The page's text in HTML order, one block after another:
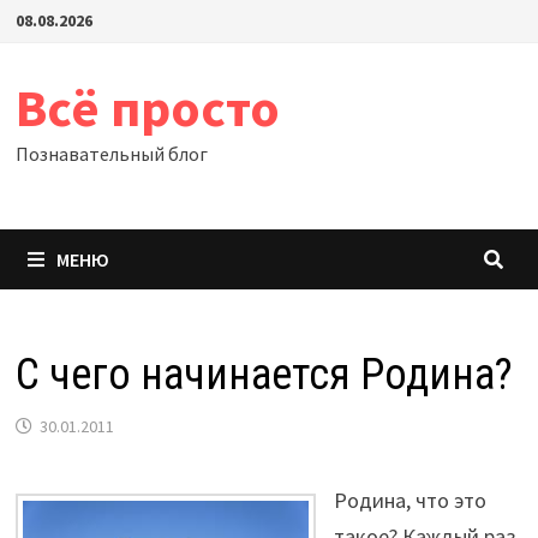
Перейти
08.08.2026
Всё просто
Познавательный блог
МЕНЮ
C чего начинается Родина?
30.01.2011
Родина, что это